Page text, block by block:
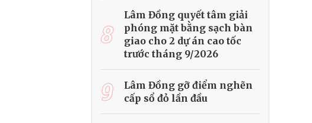
8
Lâm Đồng quyết tâm giải
phóng mặt bằng sạch bàn
giao cho 2 dự án cao tốc
trước tháng 9/2026
9
Lâm Đồng gỡ điểm nghẽn
cấp sổ đỏ lần đầu